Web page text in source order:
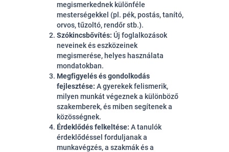
megismerkednek különféle
mesterségekkel (pl. pék, postás, tanító,
orvos, tűzoltó, rendőr stb.).
Szókincsbővítés: Új foglalkozások
neveinek és eszközeinek
megismerése, helyes használata
mondatokban.
Megfigyelés és gondolkodás
fejlesztése: A gyerekek felismerik,
milyen munkát végeznek a különböző
szakemberek, és miben segítenek a
közösségnek.
Érdeklődés felkeltése: A tanulók
érdeklődéssel forduljanak a
munkavégzés, a szakmák és a